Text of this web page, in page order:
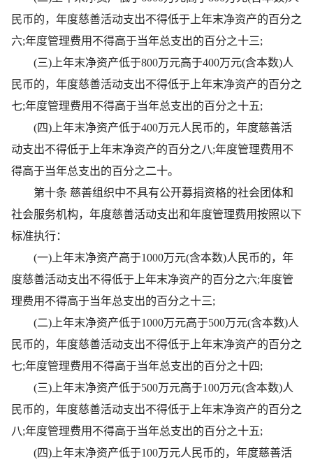
民币的，年度慈善活动支出不得低于上年末净资产的百分之
六;年度管理费用不得高于当年总支出的百分之十三;
(三)上年末净资产低于800万元高于400万元(含本数)人
民币的，年度慈善活动支出不得低于上年末净资产的百分之
七;年度管理费用不得高于当年总支出的百分之十五;
(四)上年末净资产低于400万元人民币的，年度慈善活
动支出不得低于上年末净资产的百分之八;年度管理费用不
得高于当年总支出的百分之二十。
第十条 慈善组织中不具有公开募捐资格的社会团体和
社会服务机构，年度慈善活动支出和年度管理费用按照以下
标准执行：
(一)上年末净资产高于1000万元(含本数)人民币的，年
度慈善活动支出不得低于上年末净资产的百分之六;年度管
理费用不得高于当年总支出的百分之十三;
(二)上年末净资产低于1000万元高于500万元(含本数)人
民币的，年度慈善活动支出不得低于上年末净资产的百分之
七;年度管理费用不得高于当年总支出的百分之十四;
(三)上年末净资产低于500万元高于100万元(含本数)人
民币的，年度慈善活动支出不得低于上年末净资产的百分之
八;年度管理费用不得高于当年总支出的百分之十五;
(四)上年末净资产低于100万元人民币的，年度慈善活